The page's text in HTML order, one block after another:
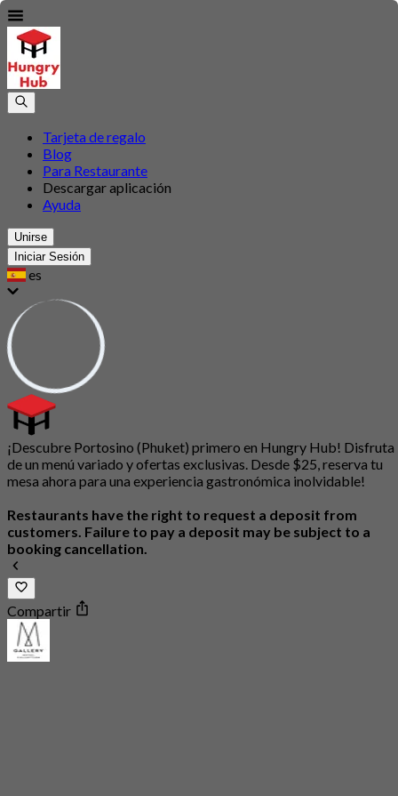
Tarjeta de regalo
Blog
Para Restaurante
Descargar aplicación
Ayuda
Unirse
Iniciar Sesión
es
¡Descubre Portosino (Phuket) primero en Hungry Hub! Disfruta
de un menú variado y ofertas exclusivas. Desde $25, reserva tu
mesa ahora para una experiencia gastronómica inolvidable!
Restaurants have the right to request a deposit from
customers. Failure to pay a deposit may be subject to a
booking cancellation.
Compartir